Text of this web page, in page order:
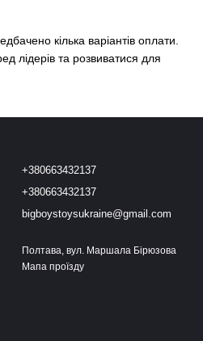
кілька варіантів оплати.
лідерів та розвиватися для
+380663432137
+380663432137
bigboystoysukraine@gmail.com
Полтава, вул. Маршала Бірюзова
Мапа проїзду